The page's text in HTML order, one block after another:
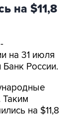
на $11,8
на 31 июля
России.
на $11,8